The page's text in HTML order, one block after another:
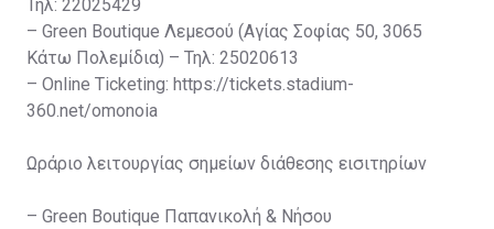
Τηλ: 22025429
– Green Boutique Λεμεσού (Αγίας Σοφίας 50, 3065
Κάτω Πολεμίδια) – Τηλ: 25020613
– Online Ticketing: https://tickets.stadium-
360.net/omonoia
Ωράριο λειτουργίας σημείων διάθεσης εισιτηρίων
– Green Boutique Παπανικολή & Νήσου